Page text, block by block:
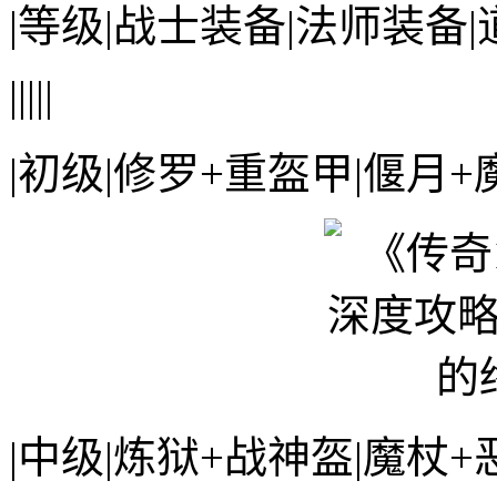
|等级|战士装备|法师装备|
|||||
|初级|修罗+重盔甲|偃月
|中级|炼狱+战神盔|魔杖